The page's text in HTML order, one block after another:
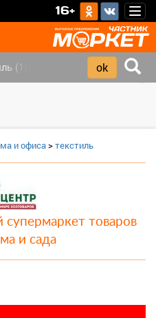
16+
(1)
и офиса>текстиль
товаров
и сада
›